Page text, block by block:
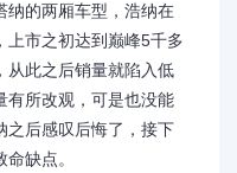
纳的两厢车型，浩纳在
上市之初达到巅峰5千多
从此之后销量就陷入低
有所改观，可是也没能
之后感叹后悔了，接下
缺点。